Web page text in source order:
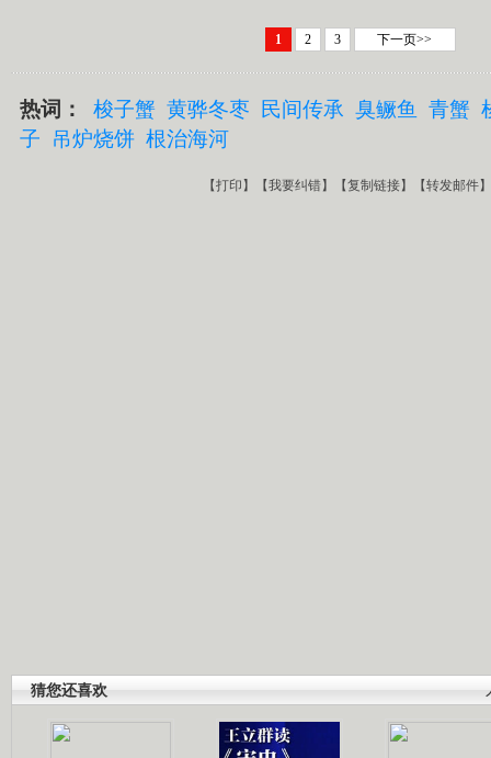
1 2 3 下一页>>
热词： 梭子蟹 黄骅冬枣 民间传承 臭鳜鱼 青蟹
子
吊炉烧饼 根治海河
【打印 】【我要纠错】【复制链接】【转发邮件
猜您还喜欢